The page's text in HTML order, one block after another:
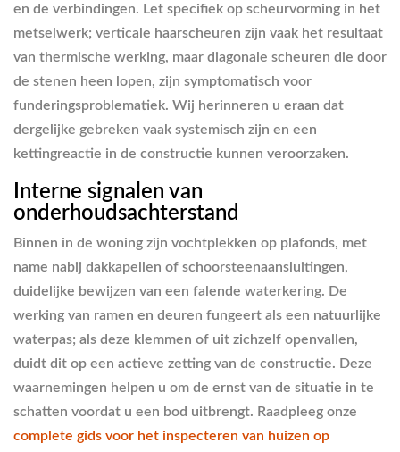
en de verbindingen. Let specifiek op scheurvorming in het
metselwerk; verticale haarscheuren zijn vaak het resultaat
van thermische werking, maar diagonale scheuren die door
de stenen heen lopen, zijn symptomatisch voor
funderingsproblematiek. Wij herinneren u eraan dat
dergelijke gebreken vaak systemisch zijn en een
kettingreactie in de constructie kunnen veroorzaken.
Interne signalen van
onderhoudsachterstand
Binnen in de woning zijn vochtplekken op plafonds, met
name nabij dakkapellen of schoorsteenaansluitingen,
duidelijke bewijzen van een falende waterkering. De
werking van ramen en deuren fungeert als een natuurlijke
waterpas; als deze klemmen of uit zichzelf openvallen,
duidt dit op een actieve zetting van de constructie. Deze
waarnemingen helpen u om de ernst van de situatie in te
schatten voordat u een bod uitbrengt. Raadpleeg onze
complete gids voor het inspecteren van huizen op